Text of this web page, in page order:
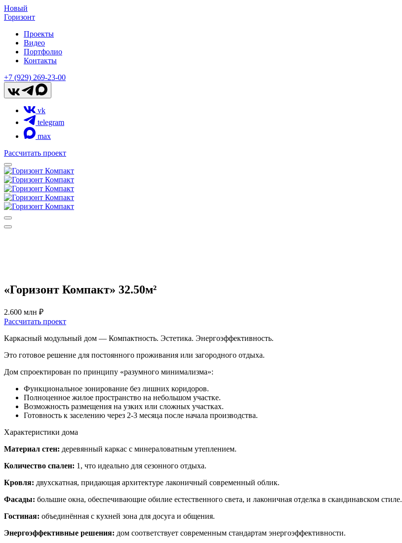
Новый
Горизонт
Проекты
Видео
Портфолио
Контакты
+7 (929) 269-23-00
vk
telegram
max
Рассчитать проект
«Горизонт Компакт» 32.50м²
2.600 млн ₽
Рассчитать проект
Каркасный модульный дом — Компактность. Эстетика. Энергоэффективность.
Это готовое решение для постоянного проживания или загородного отдыха.
Дом спроектирован по принципу «разумного минимализма»:
Функциональное зонирование без лишних коридоров.
Полноценное жилое пространство на небольшом участке.
Возможность размещения на узких или сложных участках.
Готовность к заселению через 2-3 месяца после начала производства.
Характеристики дома
Материал стен: деревянный каркас с минераловатным утеплением.
Количество спален: 1, что идеально для сезонного отдыха.
Кровля: двухскатная, придающая архитектуре лаконичный современный облик.
Фасады: большие окна, обеспечивающие обилие естественного света, и лаконичная отделка в скандинавском стиле.
Гостиная: объединённая с кухней зона для досуга и общения.
Энергоэффективные решения: дом соответствует современным стандартам энергоэффективности.